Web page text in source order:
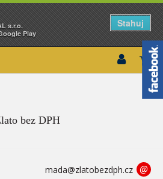
s.r.o.
Play
Stahuj
bez DPH
mada@zlatobezdph.cz @